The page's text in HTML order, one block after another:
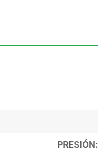
PRESIÓN: